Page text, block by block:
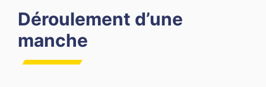
Déroulement d’une
manche